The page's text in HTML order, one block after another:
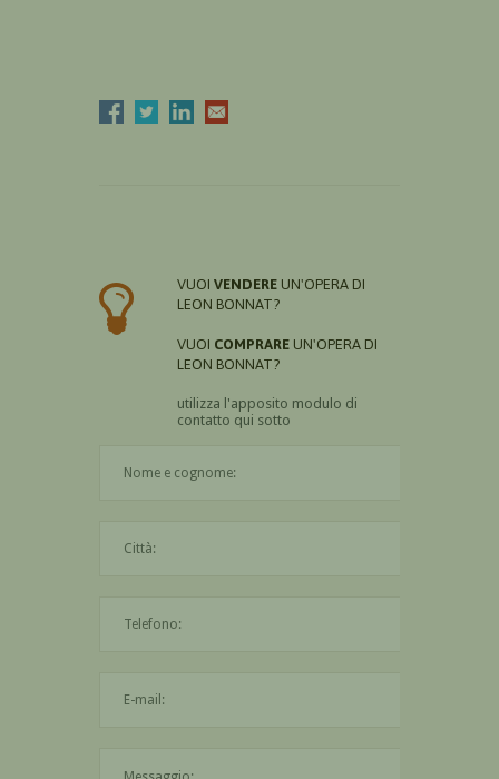
VUOI VENDERE UN'OPERA DI
LEON BONNAT?
VUOI COMPRARE UN'OPERA DI
LEON BONNAT?
utilizza l'apposito modulo di
contatto qui sotto